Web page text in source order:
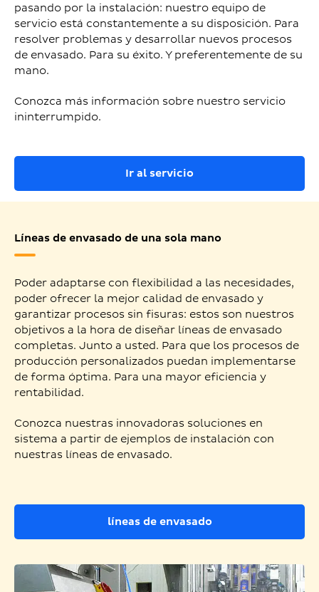
pasando por la instalación: nuestro equipo de
servicio está constantemente a su disposición. Para
resolver problemas y desarrollar nuevos procesos
de envasado. Para su éxito. Y preferentemente de su
mano.
Conozca más información sobre nuestro servicio
ininterrumpido.
Ir al servicio
Líneas de envasado de una sola mano
Poder adaptarse con flexibilidad a las necesidades,
poder ofrecer la mejor calidad de envasado y
garantizar procesos sin fisuras: estos son nuestros
objetivos a la hora de diseñar líneas de envasado
completas. Junto a usted. Para que los procesos de
producción personalizados puedan implementarse
de forma óptima. Para una mayor eficiencia y
rentabilidad.
Conozca nuestras innovadoras soluciones en
sistema a partir de ejemplos de instalación con
nuestras líneas de envasado.
líneas de envasado